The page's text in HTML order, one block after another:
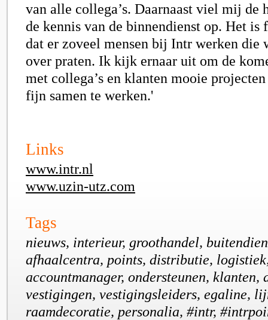
van alle collega’s. Daarnaast viel mij de
de kennis van de binnendienst op. Het is
dat er zoveel mensen bij Intr werken die
over praten. Ik kijk ernaar uit om de
met collega’s en klanten mooie
fijn samen te werken.'
Links
www.intr.nl
www.uzin-utz.com
Tags
nieuws, interieur, groothandel,
afhaalcentra, points, distributie,
accountmanager, ondersteunen, klanten,
vestigingen, vestigingsleiders, egaline,
raamdecoratie, personalia, #intr,